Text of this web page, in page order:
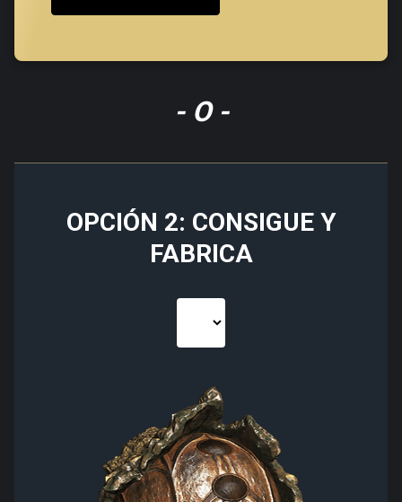
- O -
OPCIÓN 2: CONSIGUE Y
FABRICA